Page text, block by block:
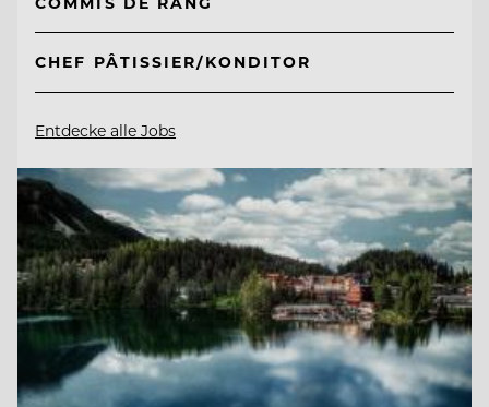
CHEF PÂTISSIER/KONDITOR
Entdecke alle Jobs